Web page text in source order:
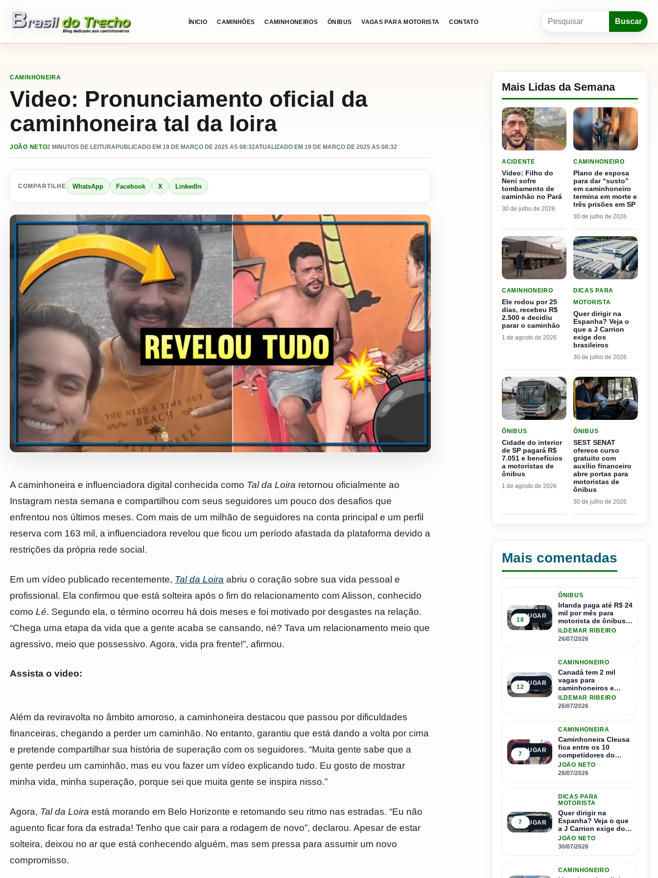
ÍNICIO CAMINHÕES CAMINHONEIROS ÔNIBUS VAGAS PARA MOTORISTA CONTATO
Pesquisar por:
Buscar
CAMINHONEIRA
Video: Pronunciamento oficial da
caminhoneira tal da loira
JOÃO NETO2 MINUTOS DE LEITURAPUBLICADO EM 19 DE MARÇO DE 2025 AS 08:32ATUALIZADO EM 19 DE MARÇO DE 2025 AS 08:32
COMPARTILHE WhatsApp Facebook X LinkedIn
A caminhoneira e influenciadora digital conhecida como Tal da Loira retornou oficialmente ao
Instagram nesta semana e compartilhou com seus seguidores um pouco dos desafios que
enfrentou nos últimos meses. Com mais de um milhão de seguidores na conta principal e um perfil
reserva com 163 mil, a influenciadora revelou que ficou um período afastada da plataforma devido a
restrições da própria rede social.
Em um vídeo publicado recentemente, Tal da Loira abriu o coração sobre sua vida pessoal e
profissional. Ela confirmou que está solteira após o fim do relacionamento com Alisson, conhecido
como Lé. Segundo ela, o término ocorreu há dois meses e foi motivado por desgastes na relação.
“Chega uma etapa da vida que a gente acaba se cansando, né? Tava um relacionamento meio que
agressivo, meio que possessivo. Agora, vida pra frente!”, afirmou.
Assista o video:
Além da reviravolta no âmbito amoroso, a caminhoneira destacou que passou por dificuldades
financeiras, chegando a perder um caminhão. No entanto, garantiu que está dando a volta por cima
e pretende compartilhar sua história de superação com os seguidores. “Muita gente sabe que a
gente perdeu um caminhão, mas eu vou fazer um vídeo explicando tudo. Eu gosto de mostrar
minha vida, minha superação, porque sei que muita gente se inspira nisso.”
Agora, Tal da Loira está morando em Belo Horizonte e retomando seu ritmo nas estradas. “Eu não
aguento ficar fora da estrada! Tenho que cair para a rodagem de novo”, declarou. Apesar de estar
solteira, deixou no ar que está conhecendo alguém, mas sem pressa para assumir um novo
compromisso.
Mais Lidas da Semana
ACIDENTE
Video: Filho do
Neni sofre
tombamento de
caminhão no Pará
30 de julho de 2026
CAMINHONEIRO
Plano de esposa
para dar “susto”
em caminhoneiro
termina em morte e
três prisões em SP
30 de julho de 2026
CAMINHONEIRO
Ele rodou por 25
dias, recebeu R$
2.500 e decidiu
parar o caminhão
1 de agosto de 2026
DICAS PARA
MOTORISTA
Quer dirigir na
Espanha? Veja o
que a J Carrion
exige dos
brasileiros
30 de julho de 2026
ÔNIBUS
Cidade do interior
de SP pagará R$
7.051 e benefícios
a motoristas de
ônibus
1 de agosto de 2026
ÔNIBUS
SEST SENAT
oferece curso
gratuito com
auxílio financeiro
abre portas para
motoristas de
ônibus
30 de julho de 2026
Mais comentadas
1º LUGAR
18
ÔNIBUS
Irlanda paga até R$ 24
mil por mês para
motorista de ônibus e
pode contratar até
1.500 motoristas
ILDEMAR RIBEIRO
26/07/2026
2º LUGAR
12
CAMINHONEIRO
Canadá tem 2 mil
vagas para
caminhoneiros e
salário de até R$ 24
mil por mês
ILDEMAR RIBEIRO
26/07/2026
3º LUGAR
7
CAMINHONEIRA
Caminhoneira Cleusa
fica entre os 10
competidores do
Master Driver Brasil
JOÃO NETO
28/07/2026
4º LUGAR
7
DICAS PARA
MOTORISTA
Quer dirigir na
Espanha? Veja o que
a J Carrion exige dos
brasileiros
JOÃO NETO
30/07/2026
CAMINHONEIRO